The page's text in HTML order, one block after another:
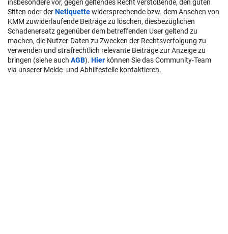
insbesondere vor, gegen geltendes Recht verstoßende, den guten
Sitten oder derNetiquettewidersprechende bzw. dem Ansehen von
KMM zuwiderlaufende Beiträge zu löschen, diesbezüglichen
Schadenersatz gegenüber dem betreffenden User geltend zu
machen, die Nutzer-Daten zu Zwecken der Rechtsverfolgung zu
verwenden und strafrechtlich relevante Beiträge zur Anzeige zu
bringen (siehe auch AGB). Hier können Sie das Community-Team
via unserer Melde- und Abhilfestelle kontaktieren.